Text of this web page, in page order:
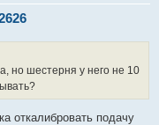
но шестерня у него не 10
откалибровать подачу